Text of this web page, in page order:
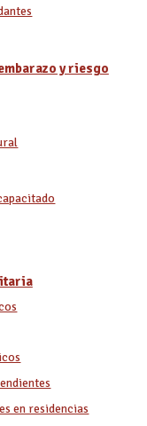
y riesgo
en residencias